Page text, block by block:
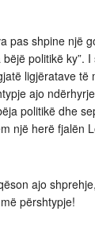
pas shpine një
politikë ky”.
ligjëratave të
ajo
politikë dhe
një herë fjalën
ajo
përshtypje!